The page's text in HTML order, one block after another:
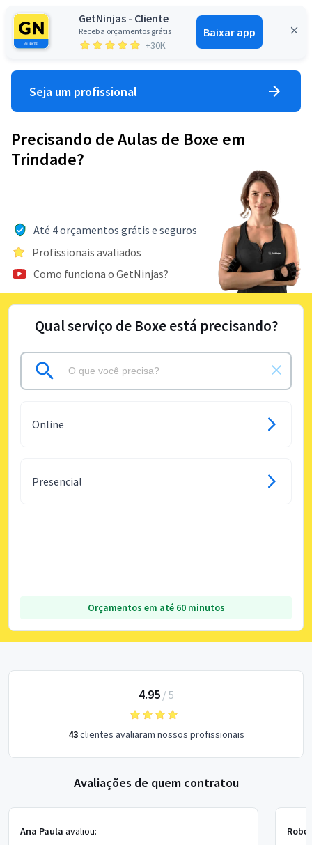
GetNinjas - Cliente
Receba orçamentos grátis
+30K
Baixar app
Entrar
Seja um profissional
Precisando de Aulas de Boxe em
Trindade?
Até 4 orçamentos grátis e seguros
Profissionais avaliados
Como funciona o GetNinjas?
Qual serviço de Boxe está precisando?
Online
Presencial
Orçamentos em até 60 minutos
4.95/ 5
43clientes avaliaram nossos profissionais
Avaliações de quem contratou
Ana Paula avaliou: